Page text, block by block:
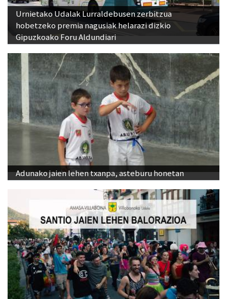
Urnietako Udalak Lurraldebusen zerbitzua
hobetzeko premia nagusiak helarazi dizkio
Gipuzkoako Foru Aldundiari
Adunako jaien lehen txanpa, asteburu honetan